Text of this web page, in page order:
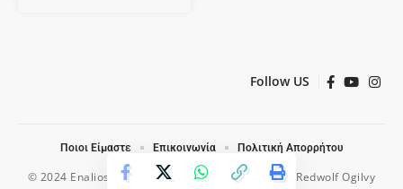
Follow US
© 2024 Enalios. All Rights Reserved. Designed by Redwolf Ogilvy
Ποιοι Είμαστε Επικοινωνία Πολιτική Απορρήτου